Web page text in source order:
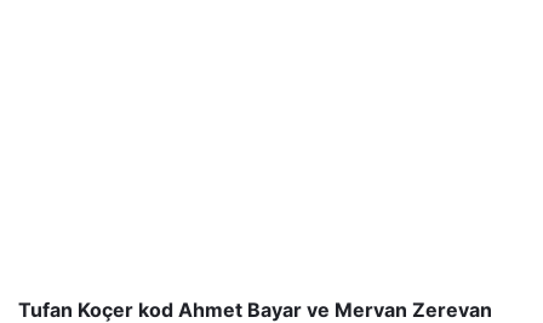
Tufan Koçer kod Ahmet Bayar ve Mervan Zerevan